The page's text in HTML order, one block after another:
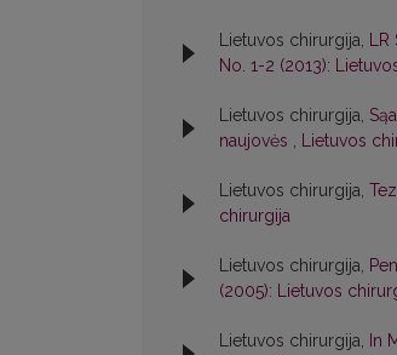
Lietuvos chirurgija, LR
No. 1-2 (2013):
Lietuvos chirurgija,
naujovės , Lietuvos
Lietuvos chirurgija,
chirurgija
Lietuvos chirurgija,
(2005): Lietuvos
Lietuvos chirurgija, In